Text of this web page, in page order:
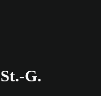
G.